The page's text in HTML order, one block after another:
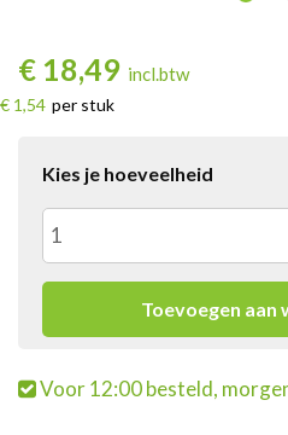
€ 18,49 incl.btw
€ 1,54 per stuk
Kies je hoeveelheid
Red
Bull
Witte
Toevoegen aan
Voor 12:00 besteld,